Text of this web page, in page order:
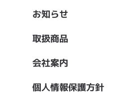
お知らせ
取扱商品
会社案内
個人情報保護方針